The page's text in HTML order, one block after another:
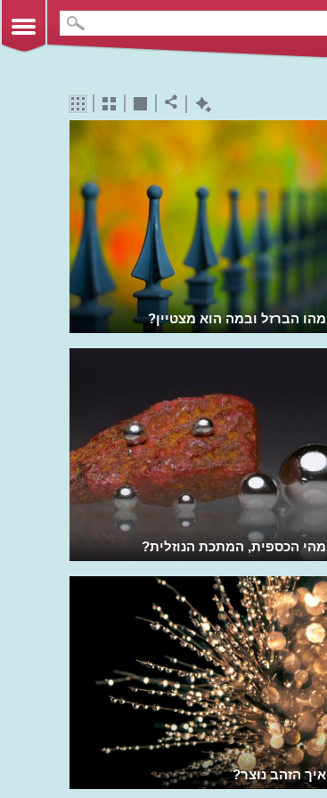
מהו הברזל ובמה הוא מצטיין?
מהי הכספית, המתכת הנוזלית?
איך הזהב נוצר?